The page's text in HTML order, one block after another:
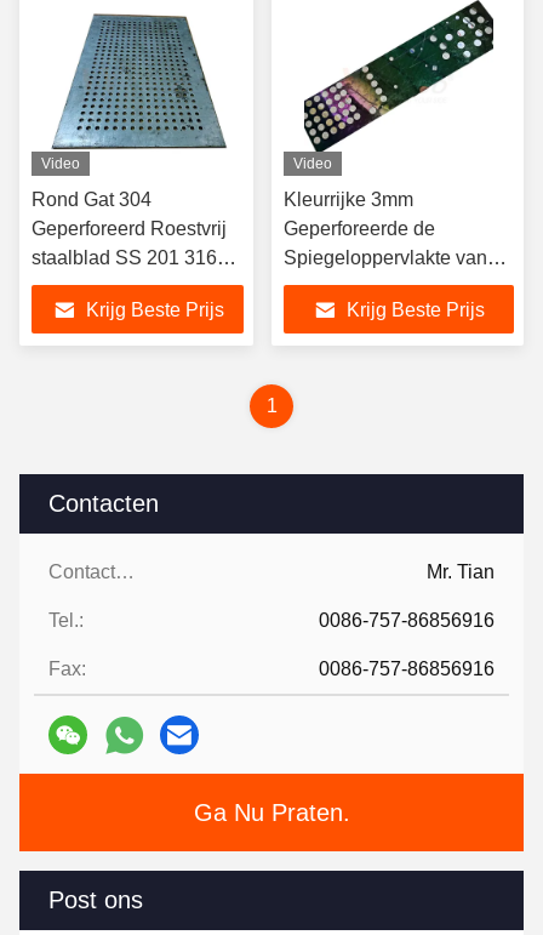
Contacten
Contacten: Mr. Tian
Tel.: 0086-757-86856916
Fax: 0086-757-86856916
Ga Nu Praten.
Post ons
Video
Rond Gat 304
Geperforeerd Roestvrij
staalblad SS 201 316
met Ingelegde
OppervlakteKrijg Beste Prijs
Video
Kleurrijke 3mm
Geperforeerde de
Spiegeloppervlakte van
het Roestvrij staalblad om
Krijg Beste Prijs
1